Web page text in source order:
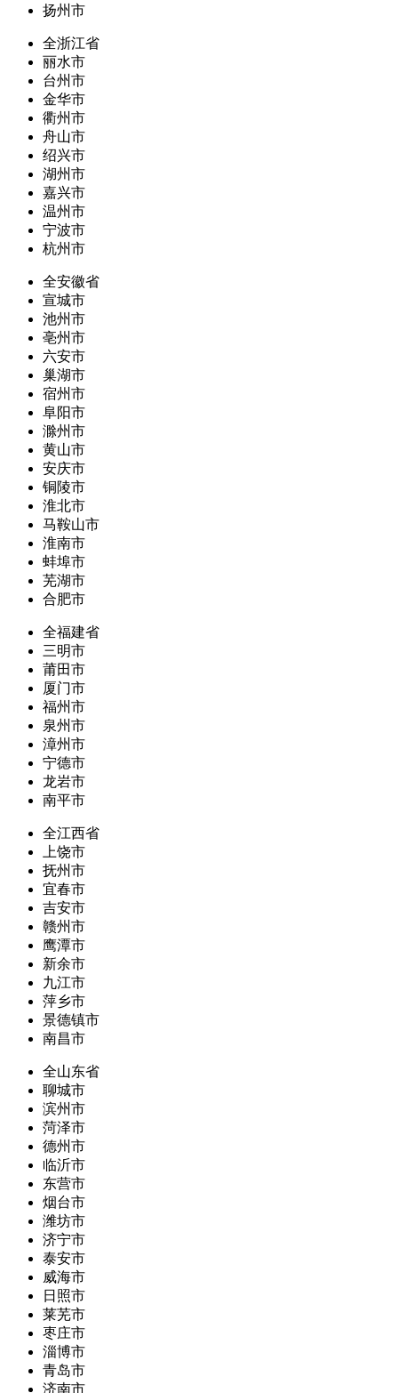
扬州市
全浙江省
丽水市
台州市
金华市
衢州市
舟山市
绍兴市
湖州市
嘉兴市
温州市
宁波市
杭州市
全安徽省
宣城市
池州市
亳州市
六安市
巢湖市
宿州市
阜阳市
滁州市
黄山市
安庆市
铜陵市
淮北市
马鞍山市
淮南市
蚌埠市
芜湖市
合肥市
全福建省
三明市
莆田市
厦门市
福州市
泉州市
漳州市
宁德市
龙岩市
南平市
全江西省
上饶市
抚州市
宜春市
吉安市
赣州市
鹰潭市
新余市
九江市
萍乡市
景德镇市
南昌市
全山东省
聊城市
滨州市
菏泽市
德州市
临沂市
东营市
烟台市
潍坊市
济宁市
泰安市
威海市
日照市
莱芜市
枣庄市
淄博市
青岛市
济南市